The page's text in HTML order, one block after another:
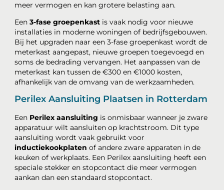
meer vermogen en kan grotere belasting aan.
Een3-fase groepenkast is vaak nodig voor nieuwe
installaties in moderne woningen of bedrijfsgebouwen.
Bij het upgraden naar een 3-fase groepenkast wordt de
meterkast aangepast, nieuwe groepen toegevoegd en
soms de bedrading vervangen. Het aanpassen van de
meterkast kan tussen de €300 en €1000 kosten,
afhankelijk van de omvang van de werkzaamheden.
Perilex Aansluiting Plaatsen in Rotterdam
Een Perilex aansluiting is onmisbaar wanneer je zware
apparatuur wilt aansluiten op krachtstroom. Dit type
aansluiting wordt vaak gebruikt voor
inductiekookplaten of andere zware apparaten in de
keuken of werkplaats. Een Perilex aansluiting heeft een
speciale stekker en stopcontact die meer vermogen
aankan dan een standaard stopcontact.